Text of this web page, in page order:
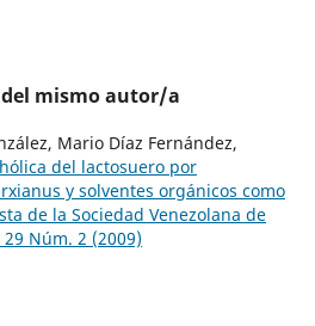
mismo autor/a
Mario Díaz Fernández,
del lactosuero por
y solventes orgánicos como
de la Sociedad Venezolana de
Núm. 2 (2009)